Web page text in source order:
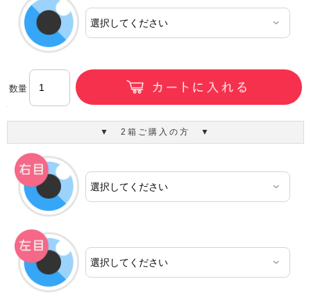
数量
▼ 2箱ご購入の方 ▼